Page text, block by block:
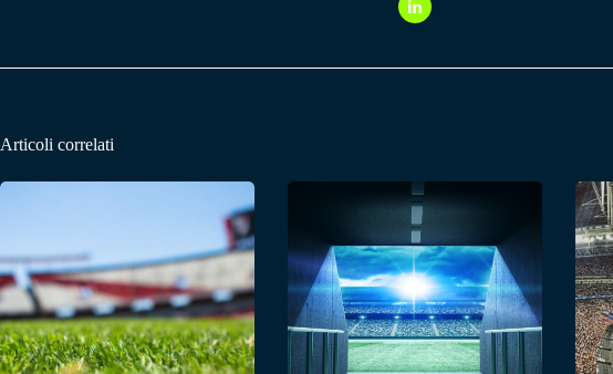
Articoli correlati